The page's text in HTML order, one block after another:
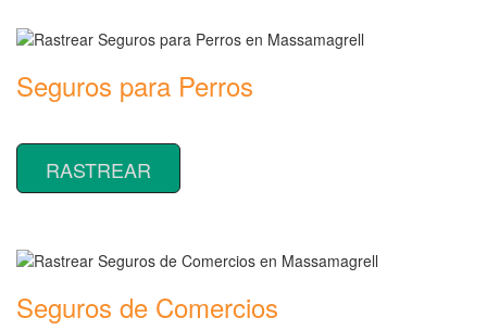
Seguros para Perros
RASTREAR
Seguros de Comercios